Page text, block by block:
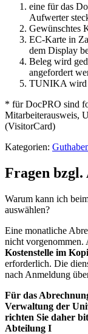
eine für das
Aufwerter
Gewünschtes
EC-Karte in
dem Display
Beleg wird
angefordert
TUNIKA wird
* für DocPRO sind
Mitarbeiterausweis,
(VisitorCard)
Kategorien:
Fragen bzgl.
Warum kann ich
auswählen?
Eine monatliche
nicht vorgenommen.
Kostenstelle im
erforderlich. Die
nach Anmeldung
Für das
Verwaltung der
richten Sie daher
Abteilung I